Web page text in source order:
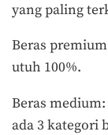
yang paling
Beras
utuh 100%.
Beras
ada 3 kategori